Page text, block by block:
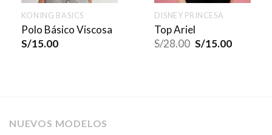
KONING BASICS
Polo Básico Viscosa
S/15.00
DISNEY PRINCESA
Top Ariel
S/28.00 S/15.00
NUEVOS MODELOS